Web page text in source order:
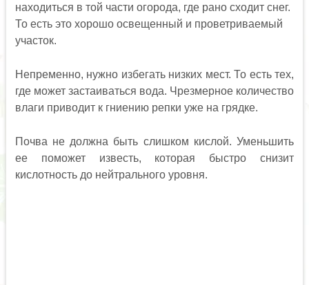
находиться в той части огорода, где рано сходит снег.
То есть это хорошо освещенный и проветриваемый
участок.
Непременно, нужно избегать низких мест. То есть тех,
где может застаиваться вода. Чрезмерное количество
влаги приводит к гниению репки уже на грядке.
Почва не должна быть слишком кислой. Уменьшить
ее поможет известь, которая быстро снизит
кислотность до нейтрального уровня.